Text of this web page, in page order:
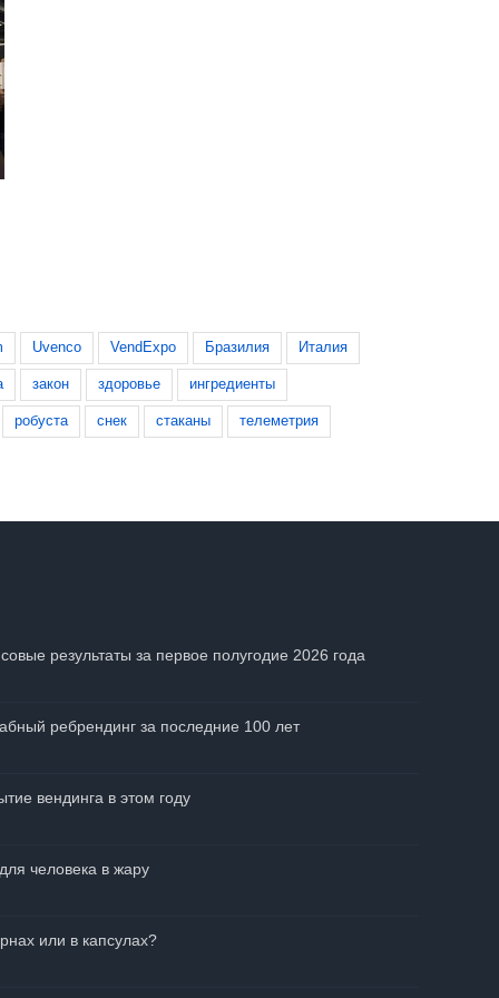
Uvenco VendExpo Бразилия Италия
закон здоровье ингредиенты
робуста снек стаканы телеметрия
результаты за первое полугодие 2026 года
ребрендинг за последние 100 лет
вендинга в этом году
человека в жару
или в капсулах?